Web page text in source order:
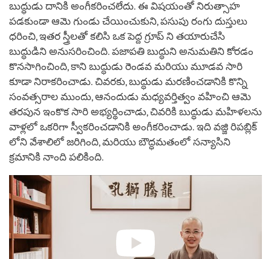
బుద్ధుడు దానికి అంగీకరించలేదు. ఈ విషయంతో నిరుత్సాహ
పడకుండా ఆమె గుండు చేయించుకుని, పసుపు రంగు దుస్తులు
ధరించి, ఇతర స్త్రీలతో కలిసి ఒక పెద్ద గ్రూప్ ని తయారుచేసి
బుద్ధుడిని అనుసరించింది. పజాపతి బుద్ధుని అనుమతిని కోరడం
కొనసాగించింది, కాని బుద్ధుడు రెండవ మరియు మూడవ సారి
కూడా నిరాకరించాడు. చివరకు, బుద్ధుడు మరణించడానికి కొన్ని
సంవత్సరాల ముందు, ఆనందుడు మధ్యవర్తిత్వం వహించి ఆమె
తరపున ఇంకొక సారి అభ్యర్థించాడు, చివరికి బుద్ధుడు మహిళలను
వాళ్లలో ఒకరిగా స్వీకరించడానికి అంగీకరించాడు. ఇది వజ్జి రిపబ్లిక్
లోని వేశాలిలో జరిగింది, మరియు బౌద్ధమతంలో సన్యాసిని
క్రమానికి నాంది పలికింది.